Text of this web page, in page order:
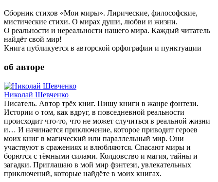
Сборник стихов «Мои миры». Лирические, философские,
мистические стихи. О мирах души, любви и жизни.
О реальности и нереальности нашего мира. Каждый читатель
найдёт свой мир!
Книга публикуется в авторской орфографии и пунктуации
об авторе
Николай Шевченко
Писатель. Автор трёх книг. Пишу книги в жанре фэнтези.
Истории о том, как вдруг, в повседневной реальности
происходит что-то, что не может случиться в реальной жизни
и… И начинается приключение, которое приводит героев
моих книг в магический или параллельный мир. Они
участвуют в сражениях и влюбляются. Спасают миры и
борются с тёмными силами. Колдовство и магия, тайны и
загадки. Приглашаю в мой мир фэнтези, увлекательных
приключений, которые найдёте в моих книгах.